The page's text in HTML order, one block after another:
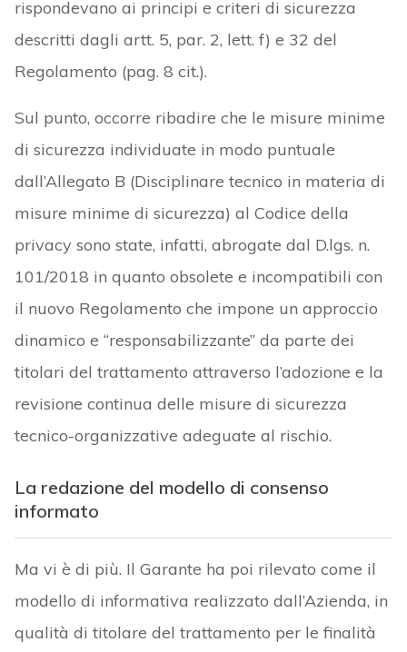
rispondevano ai principi e criteri di sicurezza
descritti dagli artt. 5, par. 2, lett. f) e 32 del
Regolamento (pag. 8 cit.).
Sul punto, occorre ribadire che le misure minime
di sicurezza individuate in modo puntuale
dall’Allegato B (Disciplinare tecnico in materia di
misure minime di sicurezza) al Codice della
privacy sono state, infatti, abrogate dal D.lgs. n.
101/2018 in quanto obsolete e incompatibili con
il nuovo Regolamento che impone un approccio
dinamico e “responsabilizzante” da parte dei
titolari del trattamento attraverso l’adozione e la
revisione continua delle misure di sicurezza
tecnico-organizzative adeguate al rischio.
La redazione del modello di consenso
informato
Ma vi è di più. Il Garante ha poi rilevato come il
modello di informativa realizzato dall’Azienda, in
qualità di titolare del trattamento per le finalità